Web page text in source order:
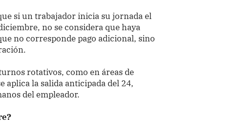
si un trabajador inicia su jornada el
no se considera que haya
no corresponde pago adicional, sino
rotativos, como en áreas de
aplica la salida anticipada del 24,
del empleador.